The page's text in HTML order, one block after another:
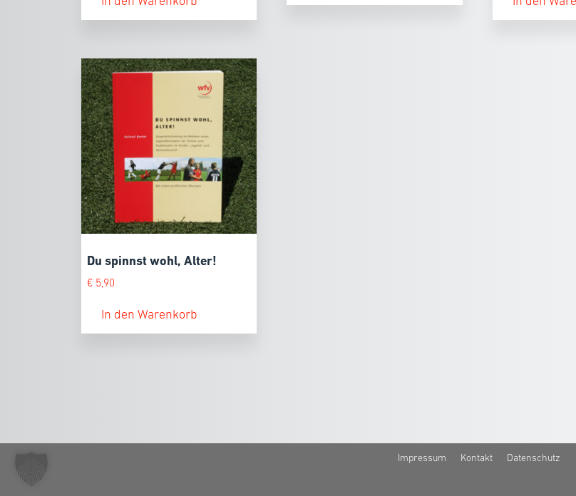
Du spinnst wohl, Alter!
€ 5,90
In den Warenkorb
Impressum Kontakt Datenschutz